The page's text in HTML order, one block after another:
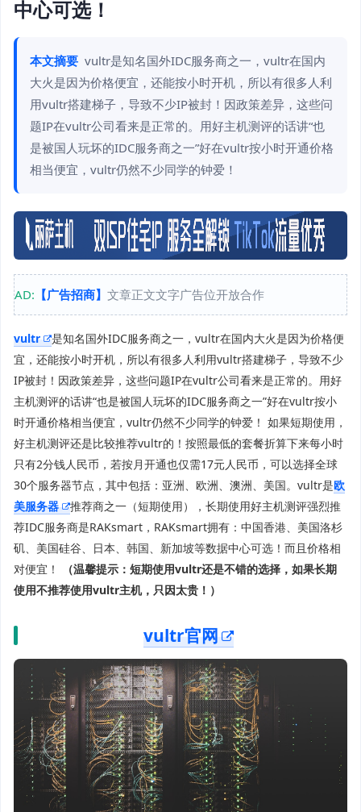
中心可选！
本文摘要 vultr是知名国外IDC服务商之一，vultr在国内
大火是因为价格便宜，还能按小时开机，所以有很多人利
用vultr搭建梯子，导致不少IP被封！因政策差异，这些问
题IP在vultr公司看来是正常的。用好主机测评的话讲“也
是被国人玩坏的IDC服务商之一”好在vultr按小时开通价格
相当便宜，vultr仍然不少同学的钟爱！
AD: 【广告招商】 文章正文文字广告位开放合作
vultr
是知名国外IDC服务商之一，vultr在国内大火是因为价格便
宜，还能按小时开机，所以有很多人利用vultr搭建梯子，导致不少
IP被封！因政策差异，这些问题IP在vultr公司看来是正常的。用好
主机测评的话讲“也是被国人玩坏的IDC服务商之一”好在vultr按小
时开通价格相当便宜，vultr仍然不少同学的钟爱！ 如果短期使用，
好主机测评还是比较推荐vultr的！按照最低的套餐折算下来每小时
只有2分钱人民币，若按月开通也仅需17元人民币，可以选择全球
30个服务器节点，其中包括：亚洲、欧洲、澳洲、美国。vultr是欧
美服务器
推荐商之一（短期使用），长期使用好主机测评强烈推
荐IDC服务商是RAKsmart，RAKsmart拥有：中国香港、美国洛杉
矶、美国硅谷、日本、韩国、新加坡等数据中心可选！而且价格相
对便宜！
（温馨提示：短期使用vultr还是不错的选择，如果长期
使用不推荐使用vultr主机，只因太贵！）
vultr官网